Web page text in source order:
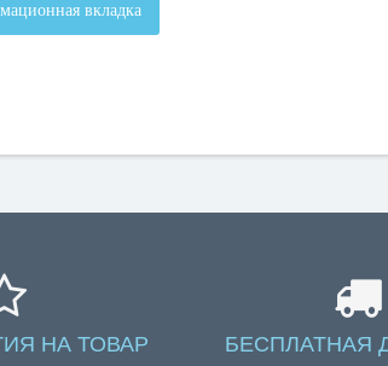
вкладка
НА ТОВАР БЕСПЛАТНАЯ